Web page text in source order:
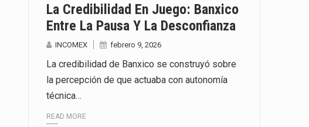
La Credibilidad En Juego: Banxico
Entre La Pausa Y La Desconfianza
INCOMEX febrero 9, 2026
La credibilidad de Banxico se construyó sobre
la percepción de que actuaba con autonomía
técnica…
READ MORE